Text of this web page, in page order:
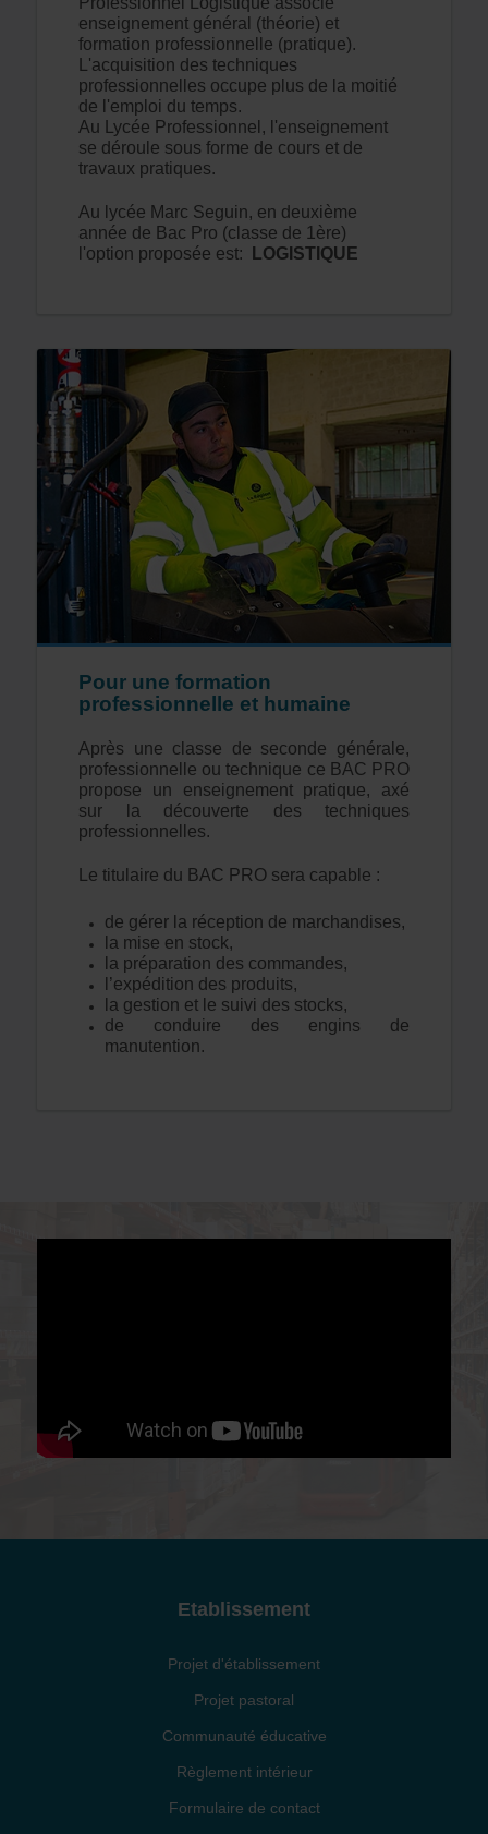
enseignement général (théorie) et
formation professionnelle (pratique).
L'acquisition des techniques
professionnelles occupe plus de la moitié
de l'emploi du temps.
Au Lycée Professionnel, l'enseignement
se déroule sous forme de cours et de
travaux pratiques.
Au lycée Marc Seguin, en deuxième
année de Bac Pro (classe de 1ère)
l'option proposée est: LOGISTIQUE
Pour une formation
professionnelle et humaine
Après une classe de seconde générale,
professionnelle ou technique ce BAC PRO
propose un enseignement pratique, axé
sur la découverte des techniques
professionnelles.
Le titulaire du BAC PRO sera capable :
de gérer la réception de marchandises,
la mise en stock,
la préparation des commandes,
l’expédition des produits,
la gestion et le suivi des stocks,
de conduire des engins de
manutention.
Etablissement
Projet d'établissement
Projet pastoral
Communauté éducative
Règlement intérieur
Formulaire de contact